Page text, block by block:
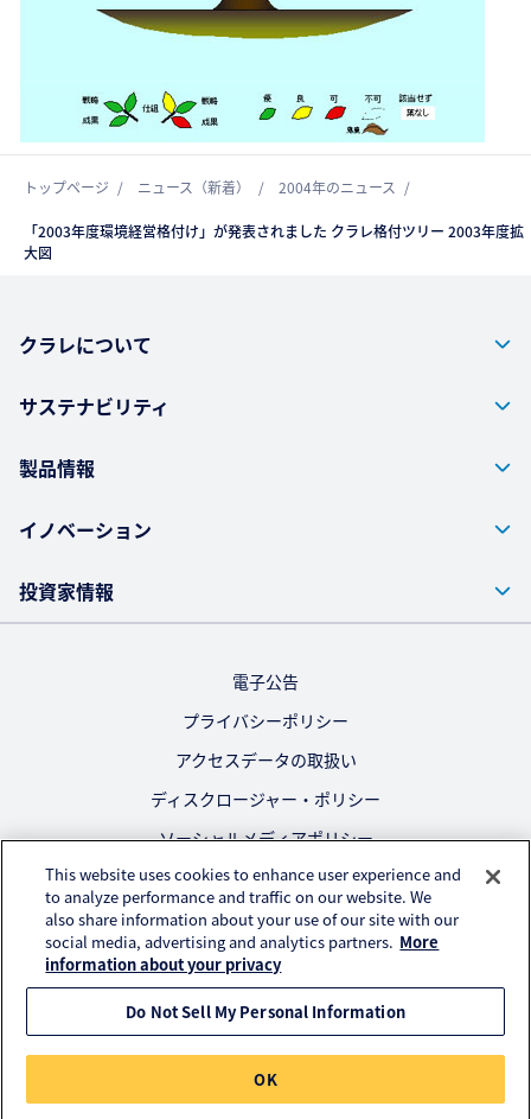
トップページ ニュース（新着） 2004年のニュース
「2003年度環境経営格付け」が発表されました クラレ格付ツリー 2003年度拡
大図
クラレについて
サステナビリティ
製品情報
イノベーション
投資家情報
電子公告
プライバシーポリシー
アクセスデータの取扱い
ディスクロージャー・ポリシー
ソーシャルメディアポリシー
ご利用にあたって
公式SNS
© KURARAY CO., LTD. All RIGHTS RESERVED.
This website uses cookies to enhance user experience and
to analyze performance and traffic on our website. We
also share information about your use of our site with our
social media, advertising and analytics partners. More
information about your privacy
Do Not Sell My Personal Information
OK